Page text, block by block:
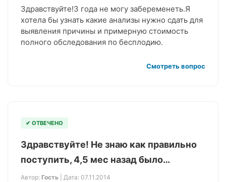
Здравствуйте!3 года не могу забеременеть.Я
хотела бы узнать какие анализы нужно сдать для
выявления причины и примерную стоимость
полного обследования по бесплодию.
Смотреть вопрос
✔ ОТВЕЧЕНО
Здравствуйте! Не знаю как правильно
поступить, 4,5 мес назад было…
Автор: Гость | Дата: 07.11.2014